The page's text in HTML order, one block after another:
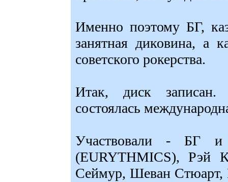
Именно поэтому БГ,
занятная диковина, а
советского рокерства.
Итак, диск
состоялась
Участвовали - БГ
(EURYTHMICS), Рэй
Сеймур, Шеван Стюарт,